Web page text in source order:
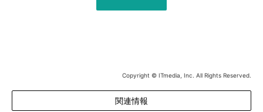
Copyright © ITmedia, Inc. All Rights Reserved.
関連情報